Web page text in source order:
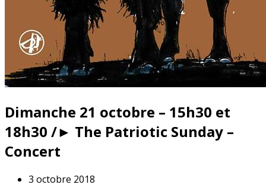
Dimanche 21 octobre – 15h30 et
18h30 /► The Patriotic Sunday –
Concert
3 octobre 2018